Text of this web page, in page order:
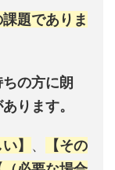
題でありま
の方に朗
ります。
】 、
【その